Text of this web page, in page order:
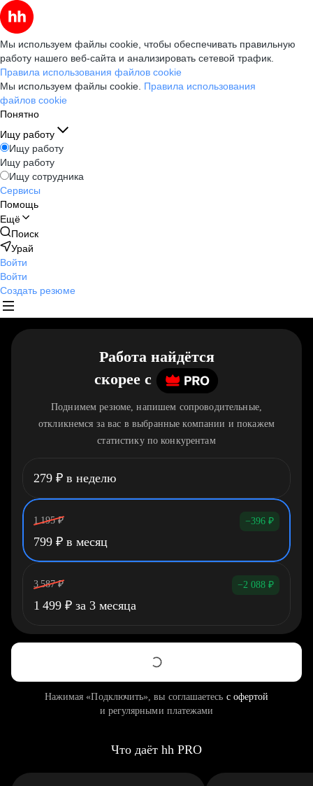
Мы используем файлы cookie, чтобы обеспечивать правильную
работу нашего веб-сайта и анализировать сетевой трафик.
Правила использования файлов cookie
Мы используем файлы cookie. Правила использования
файлов cookie
Понятно
Ищу работу
Ищу работу
Ищу работу
Ищу сотрудника
Сервисы
Помощь
Ещё
Поиск
Урай
Войти
Войти
Создать резюме
Работа найдётся
скорее c
Поднимем резюме, напишем сопроводительные,
откликнемся за вас в выбранные компании и покажем
статистику по конкурентам
279 ₽ в неделю
1 195 ₽ −396 ₽
799 ₽ в месяц
3 587 ₽ −2 088 ₽
1 499 ₽ за 3 месяца
Нажимая «Подключить», вы соглашаетесь с офертой
и регулярными платежами
Что даёт hh PRO